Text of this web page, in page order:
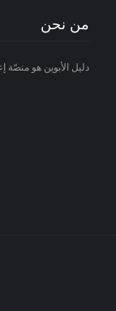
من نحن
دليل الأبوين هو منصّة